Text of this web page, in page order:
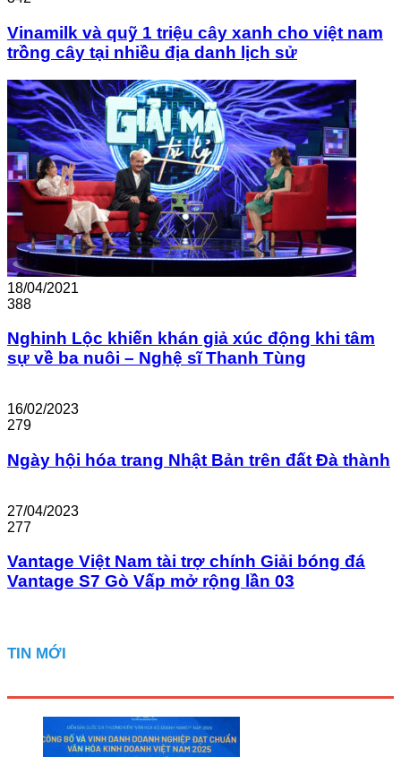
Vinamilk và quỹ 1 triệu cây xanh cho việt nam
trồng cây tại nhiều địa danh lịch sử
18/04/2021
388
Nghinh Lộc khiến khán giả xúc động khi tâm
sự về ba nuôi – Nghệ sĩ Thanh Tùng
16/02/2023
279
Ngày hội hóa trang Nhật Bản trên đất Đà thành
27/04/2023
277
Vantage Việt Nam tài trợ chính Giải bóng đá
Vantage S7 Gò Vấp mở rộng lần 03
TIN MỚI